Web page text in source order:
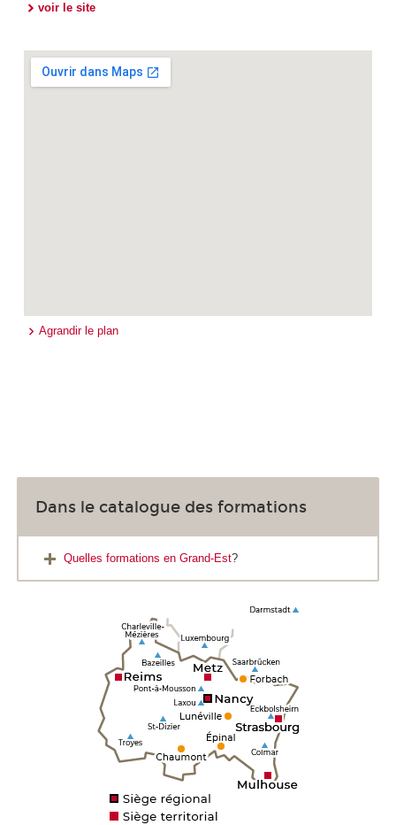
voir le site
Agrandir le plan
Dans le catalogue des formations
Quelles formations en Grand-Est?